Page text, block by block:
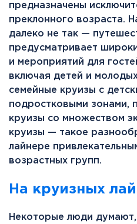
предназначены
преклонного возраста.
далеко не так —
предусматривает
и мероприятий для
включая детей и
семейные круизы с
подростковыми зонами,
круизы со множеством
круизы — такое
лайнере
возрастных групп.
На круизных
Некоторые люди